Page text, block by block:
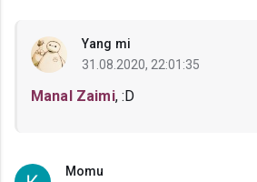
Yang mi
31.08.2020, 22:01:35
Manal Zaimi, :D
Momu